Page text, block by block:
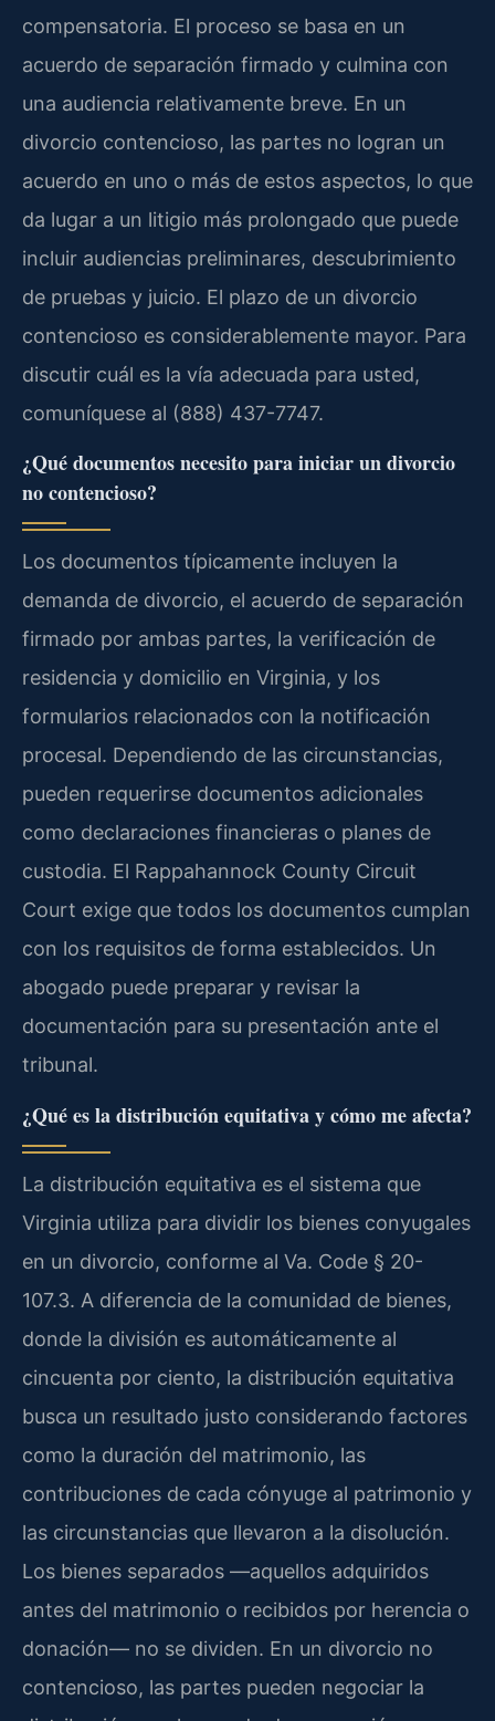
compensatoria. El proceso se basa en un
acuerdo de separación firmado y culmina con
una audiencia relativamente breve. En un
divorcio contencioso, las partes no logran un
acuerdo en uno o más de estos aspectos, lo que
da lugar a un litigio más prolongado que puede
incluir audiencias preliminares, descubrimiento
de pruebas y juicio. El plazo de un divorcio
contencioso es considerablemente mayor. Para
discutir cuál es la vía adecuada para usted,
comuníquese al (888) 437-7747.
¿Qué documentos necesito para iniciar un divorcio
no contencioso?
Los documentos típicamente incluyen la
demanda de divorcio, el acuerdo de separación
firmado por ambas partes, la verificación de
residencia y domicilio en Virginia, y los
formularios relacionados con la notificación
procesal. Dependiendo de las circunstancias,
pueden requerirse documentos adicionales
como declaraciones financieras o planes de
custodia. El Rappahannock County Circuit
Court exige que todos los documentos cumplan
con los requisitos de forma establecidos. Un
abogado puede preparar y revisar la
documentación para su presentación ante el
tribunal.
¿Qué es la distribución equitativa y cómo me afecta?
La distribución equitativa es el sistema que
Virginia utiliza para dividir los bienes conyugales
en un divorcio, conforme al Va. Code § 20-
107.3. A diferencia de la comunidad de bienes,
donde la división es automáticamente al
cincuenta por ciento, la distribución equitativa
busca un resultado justo considerando factores
como la duración del matrimonio, las
contribuciones de cada cónyuge al patrimonio y
las circunstancias que llevaron a la disolución.
Los bienes separados —aquellos adquiridos
antes del matrimonio o recibidos por herencia o
donación— no se dividen. En un divorcio no
contencioso, las partes pueden negociar la